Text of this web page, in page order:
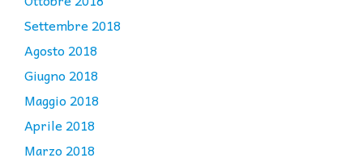
Settembre 2018
Agosto 2018
Giugno 2018
Maggio 2018
Aprile 2018
Marzo 2018